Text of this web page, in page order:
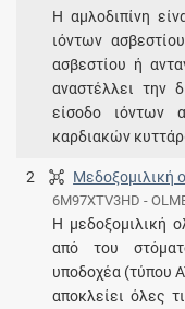
Η αμλοδιπίνη
ιόντων
ασβεστίου ή
αναστέλλει την
είσοδο ιόντων
καρδιακών
2 Μεδοξομιλική
6M97XTV3HD -
Η μεδοξομιλική
από του
υποδοχέα (τύπου
αποκλείει όλες